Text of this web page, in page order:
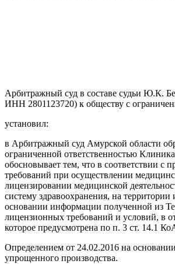
Арбитражный суд в составе судьи Ю.К.
ИНН 2801123720) к обществу с
установил:
в Арбитражный суд Амурской области
ограниченной ответственностью
обосновывает тем, что в соответствии с
требований при осуществлении
лицензировании медицинской
систему здравоохранения, на
основании информации полученной из
лицензионных требований и условий, в
которое предусмотрена по п. 3 ст. 14.1
Определением от 24.02.2016 на
упрощенного производства.